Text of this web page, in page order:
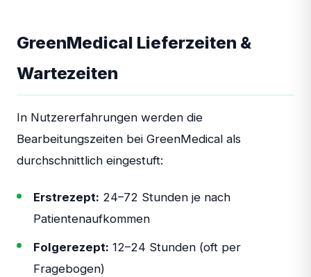
GreenMedical Lieferzeiten &
Wartezeiten
In Nutzererfahrungen werden die
Bearbeitungszeiten bei GreenMedical als
durchschnittlich eingestuft:
Erstrezept: 24–72 Stunden je nach
Patientenaufkommen
Folgerezept: 12–24 Stunden (oft per
Fragebogen)